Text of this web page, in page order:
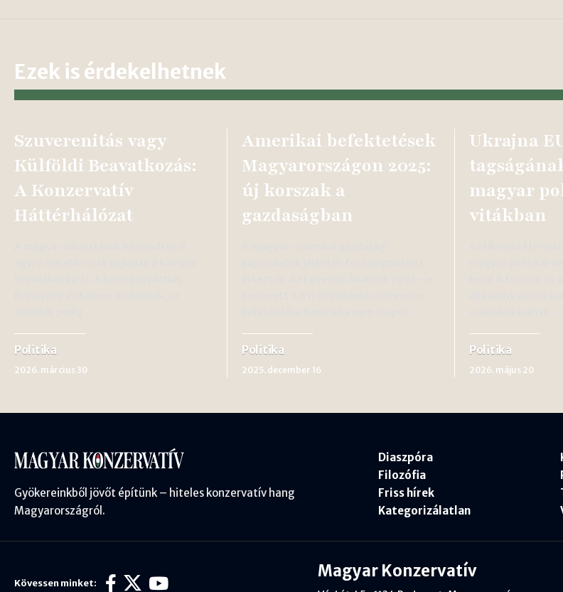
Ezek is érdekelhetnek
Szuverenitás vagy
Külföldi Beavatkozás:
A Konzervatív
Háttérhálózat
Politika
2026. március 30
Amerikai befektetések
Magyarországon 2025:
új korszak a
gazdaságban
Politika
2025. december 16
Ukrajna
magyar
vitákban
Politika
2026. május 20
Gyökereinkből jövőt építünk – hiteles konzervatív hang
Magyarországról.
Diaszpóra
Filozófia
Friss hírek
Kategorizálatlan
Kövessen minket:
Magyar Konzervatív